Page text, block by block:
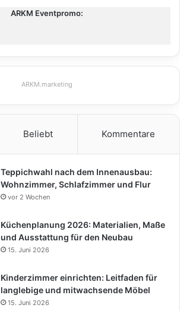
ARKM Eventpromo:
ARKM.marketing
Beliebt Kommentare
Teppichwahl nach dem Innenausbau:
Wohnzimmer, Schlafzimmer und Flur
vor 2 Wochen
Küchenplanung 2026: Materialien, Maße
und Ausstattung für den Neubau
15. Juni 2026
Kinderzimmer einrichten: Leitfaden für
langlebige und mitwachsende Möbel
15. Juni 2026